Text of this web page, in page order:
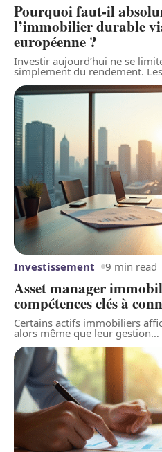
Pourquoi faut-il
l’immobilier durable
européenne ?
Investir aujourd’hui ne se
simplement du rendement. Les
Asset manager
compétences clés à
Certains actifs immobiliers
alors même que leur gestion…
Investissement 9 min read